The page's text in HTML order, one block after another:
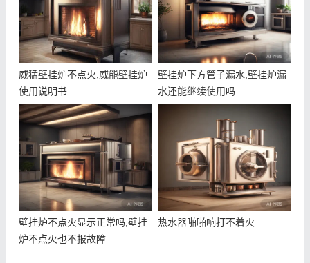
威猛壁挂炉不点火,威能壁挂炉
使用说明书
壁挂炉下方管子漏水,壁挂炉漏
水还能继续使用吗
壁挂炉不点火显示正常吗,壁挂
炉不点火也不报故障
热水器啪啪响打不着火